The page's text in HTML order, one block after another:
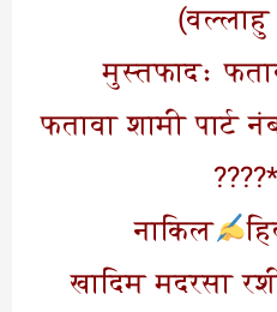
???? *फतावा शामी
नाकिल
खादिम मदरसा